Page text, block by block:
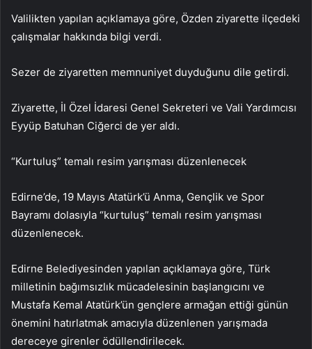
Valilikten yapılan açıklamaya göre, Özden ziyarette ilçedeki
çalışmalar hakkında bilgi verdi.
Sezer de ziyaretten memnuniyet duyduğunu dile getirdi.
Ziyarette, İl Özel İdaresi Genel Sekreteri ve Vali Yardımcısı
Eyyüp Batuhan Ciğerci de yer aldı.
“Kurtuluş” temalı resim yarışması düzenlenecek
Edirne’de, 19 Mayıs Atatürk’ü Anma, Gençlik ve Spor
Bayramı dolasıyla “kurtuluş” temalı resim yarışması
düzenlenecek.
Edirne Belediyesinden yapılan açıklamaya göre, Türk
milletinin bağımsızlık mücadelesinin başlangıcını ve
Mustafa Kemal Atatürk’ün gençlere armağan ettiği günün
önemini hatırlatmak amacıyla düzenlenen yarışmada
dereceye girenler ödüllendirilecek.